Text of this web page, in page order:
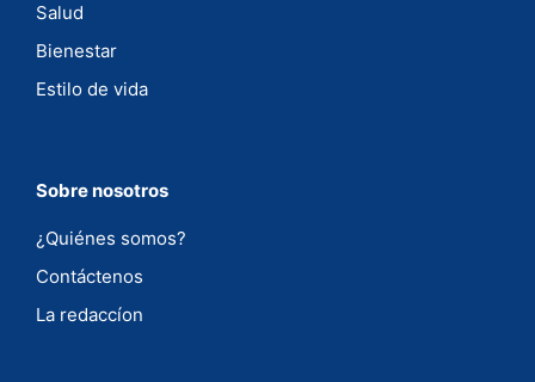
Salud
Bienestar
Estilo de vida
Sobre nosotros
¿Quiénes somos?
Contáctenos
La redaccíon